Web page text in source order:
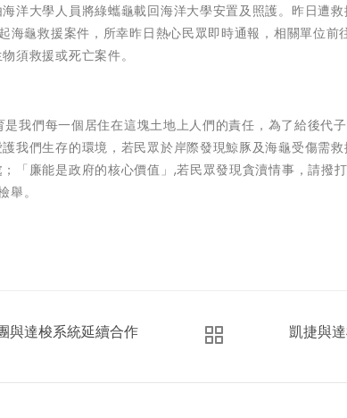
洋大學人員將綠蠵龜載回海洋大學安置及照護。昨日遭
海龜救援案件，所幸昨日熱心民眾即時通報，相關單位前
須救援或死亡案件。
我們每一個居住在這塊土地上人們的責任，為了給後代
我們生存的環境，若民眾於岸際發現鯨豚及海龜受傷需
；「廉能是政府的核心價值」,若民眾發現貪瀆情事，請
舉。
與達梭系統延續合作
凱捷與